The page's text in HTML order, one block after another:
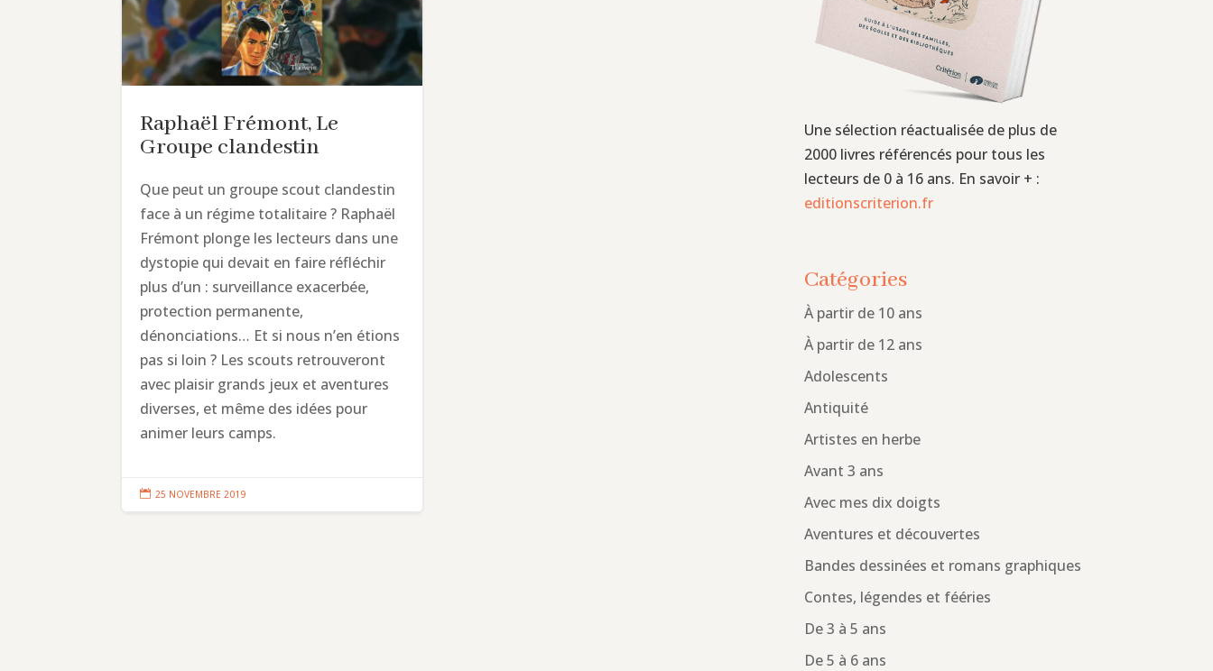
Raphaël Frémont, Le
Groupe clandestin
Que peut un groupe scout clandestin
face à un régime totalitaire ? Raphaël
Frémont plonge les lecteurs dans une
dystopie qui devait en faire réfléchir
plus d’un : surveillance exacerbée,
protection permanente,
dénonciations… Et si nous n’en étions
pas si loin ? Les scouts retrouveront
avec plaisir grands jeux et aventures
diverses, et même des idées pour
animer leurs camps.
 25 NOVEMBRE 2019
Une sélection réactualisée de plus de
2000 livres référencés pour tous les
lecteurs de 0 à 16 ans. En savoir + :
editionscriterion.fr
Catégories
À partir de 10 ans
À partir de 12 ans
Adolescents
Antiquité
Artistes en herbe
Avant 3 ans
Avec mes dix doigts
Aventures et découvertes
Bandes dessinées et romans graphiques
Contes, légendes et fééries
De 3 à 5 ans
De 5 à 6 ans